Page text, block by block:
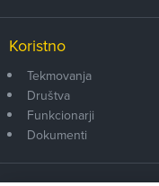
Koristno
Tekmovanja
Društva
Funkcionarji
Dokumenti